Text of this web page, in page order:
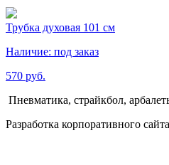
Трубка духовая 101 см
Наличие: под заказ
570 руб.
Пневматика, страйкбол,
Разработка корпоративного сайта